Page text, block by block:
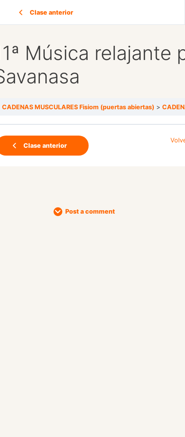
Clase anterior
Música relajante
CADENAS MUSCULARES Fisiom (puertas abiertas)
Clase anterior
Post a comment